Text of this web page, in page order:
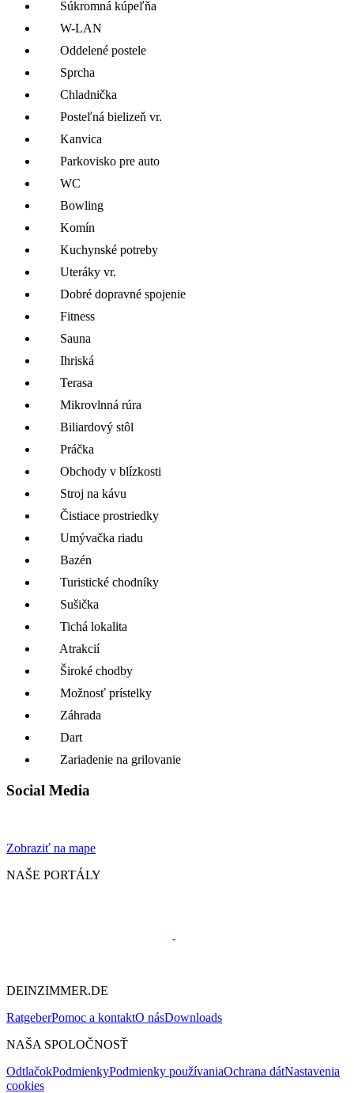
Súkromná kúpeľňa
W-LAN
Oddelené postele
Sprcha
Chladnička
Posteľná bielizeň vr.
Kanvica
Parkovisko pre auto
WC
Bowling
Komín
Kuchynské potreby
Uteráky vr.
Dobré dopravné spojenie
Fitness
Sauna
Ihriská
Terasa
Mikrovlnná rúra
Biliardový stôl
Práčka
Obchody v blízkosti
Stroj na kávu
Čistiace prostriedky
Umývačka riadu
Bazén
Turistické chodníky
Sušička
Tichá lokalita
Atrakcií
Široké chodby
Možnosť prístelky
Záhrada
Dart
Zariadenie na grilovanie
Social Media
Zobraziť na mape
NAŠE PORTÁLY
DEINZIMMER.DE
RatgeberPomoc a kontaktO násDownloads
NAŠA SPOLOČNOSŤ
OdtlačokPodmienkyPodmienky používaniaOchrana dátNastavenia
cookies